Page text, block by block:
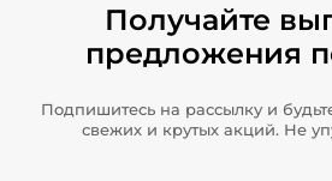
Получайте
предложения
Подпишитесь на рассылку и
свежих и крутых акций. Не